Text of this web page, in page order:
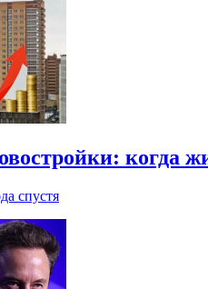
когда
спустя